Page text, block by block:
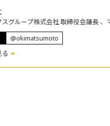
スグループ株式会社 取締役会議長
@okimatsumoto